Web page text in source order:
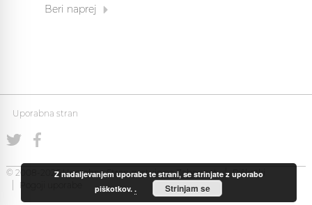
Beri naprej
Uporabna stran
© 2008-2026 Uporabna Stran gostuje naZabec.net
Piškotki
Pogoji uporabe
Z nadaljevanjem uporabe te strani, se strinjate z uporabo
piškotkov.. Strinjam se